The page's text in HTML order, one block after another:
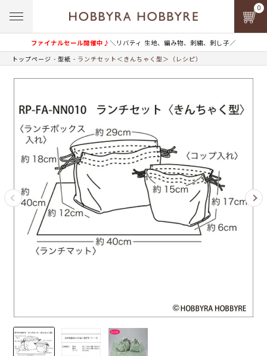
ファイナルセール開催中♪＼リバティ 生地、編み物、刺繍、刺し子／
0
トップページ 型紙 ランチセット＜きんちゃく型＞（レシピ）